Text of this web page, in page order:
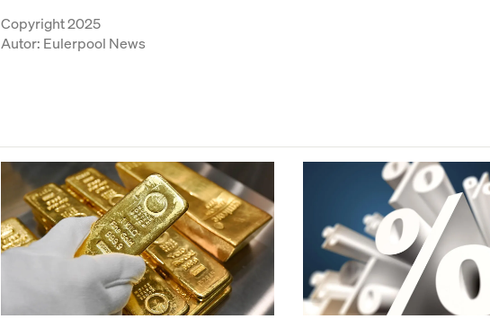
Copyright 2025
Autor: Eulerpool News